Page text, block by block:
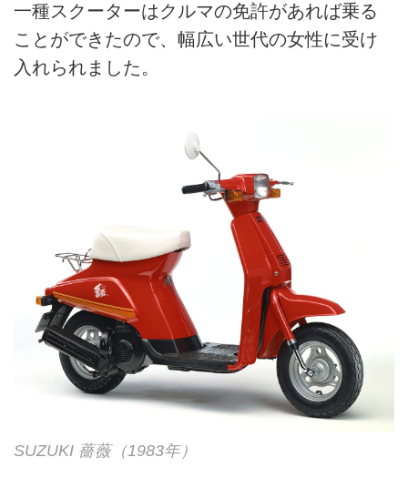
一種スクーターはクルマの免許があれば乗る
ことができたので、幅広い世代の女性に受け
入れられました。
SUZUKI 薔薇（1983年）